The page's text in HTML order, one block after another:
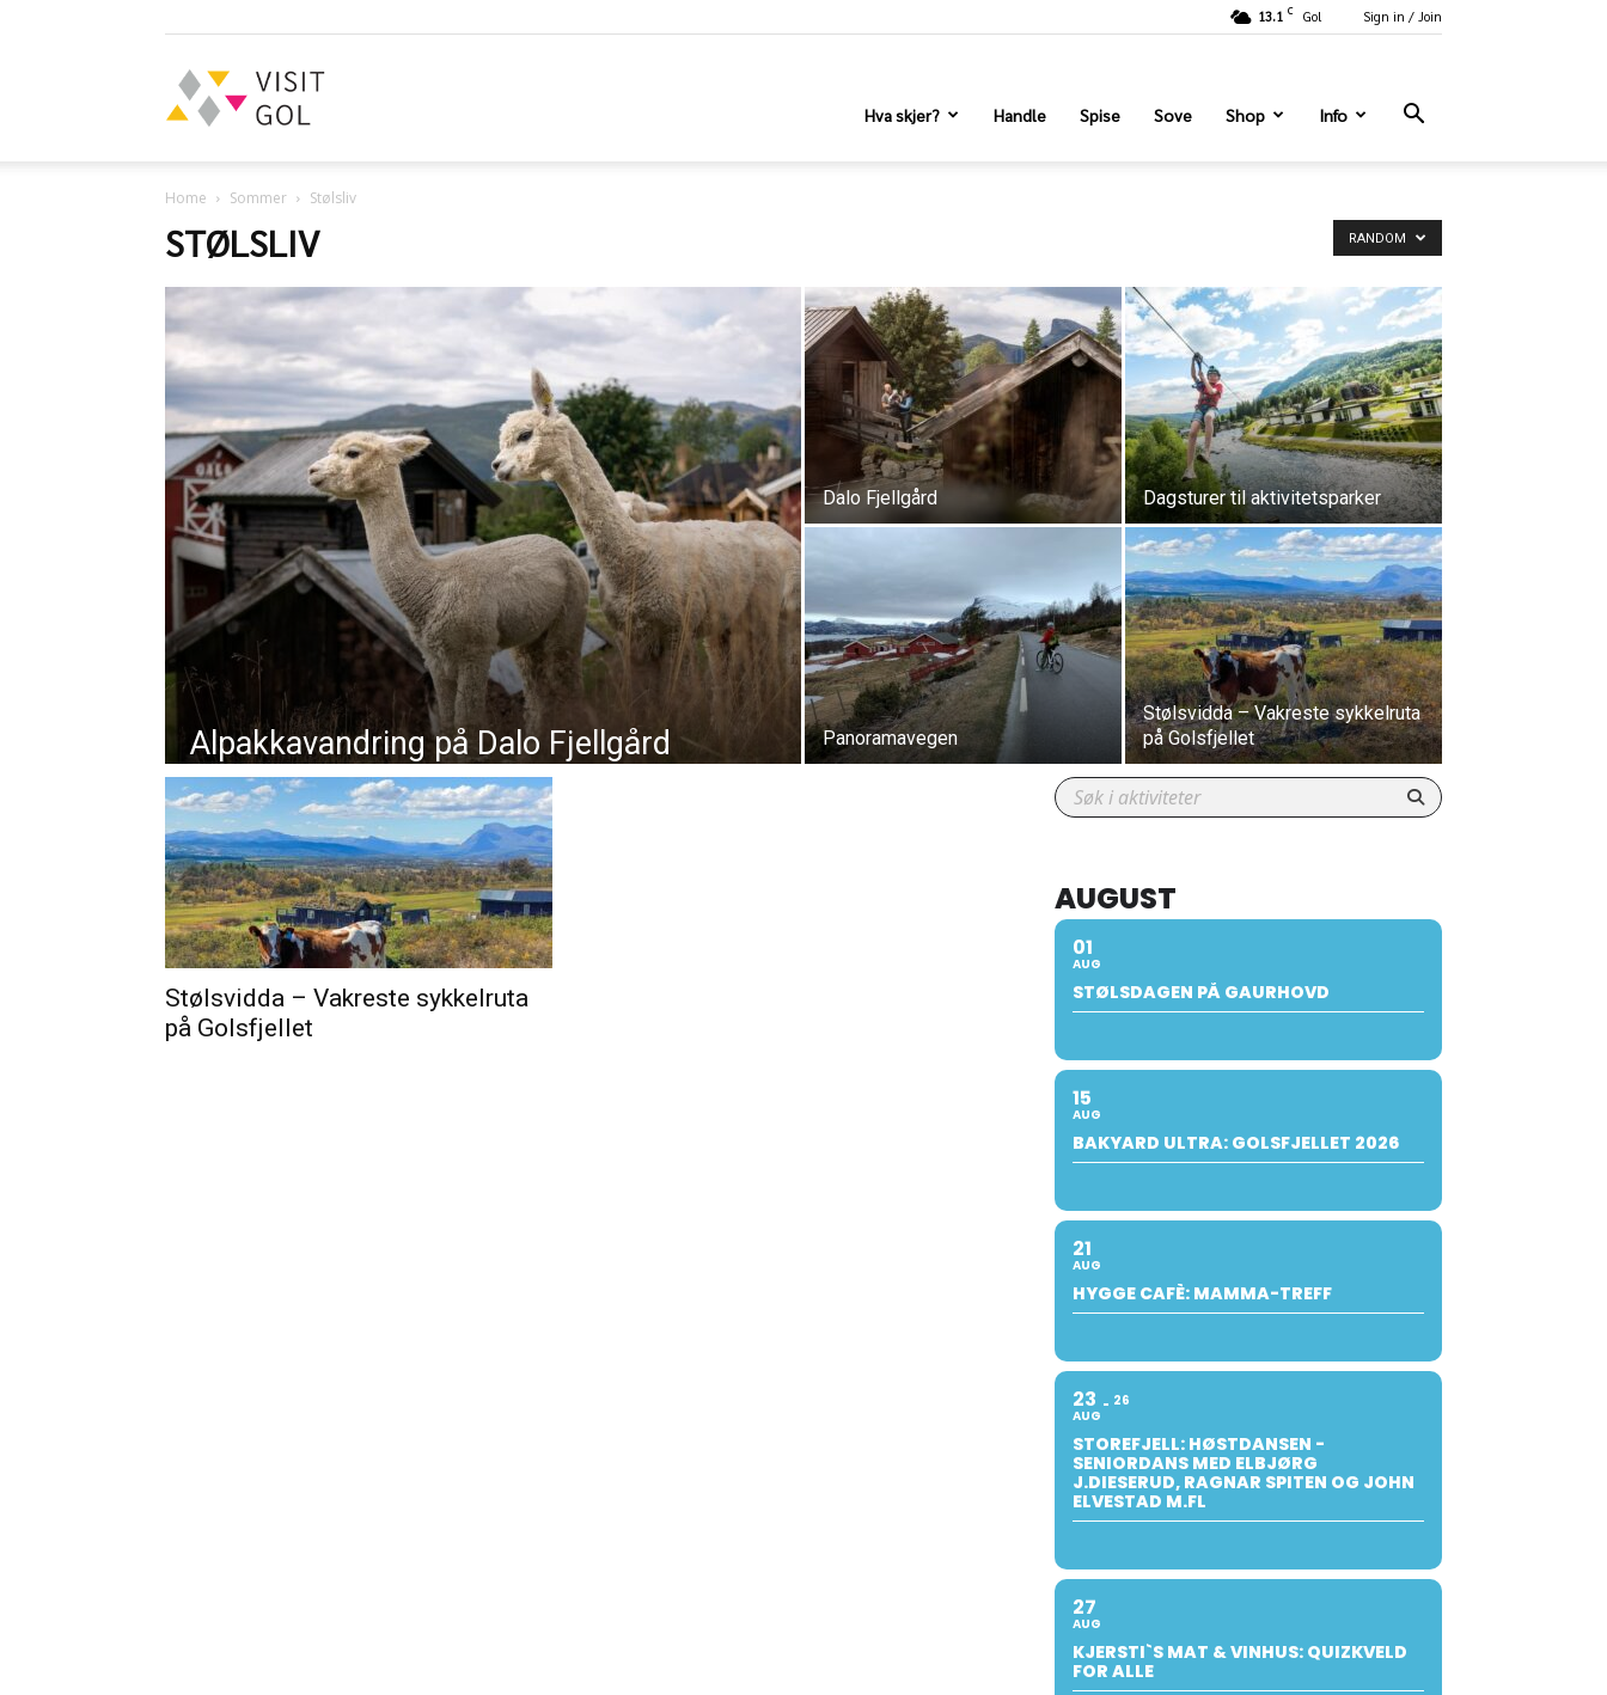
13.1 C Gol Sign in / Join
Hva skjer? Handle Spise Sove Shop Info
Home Sommer Stølsliv
STØLSLIV RANDOM
Alpakkavandring på Dalo Fjellgård
Dalo Fjellgård Dagsturer til aktivitetsparker
Panoramavegen
Stølsvidda – Vakreste sykkelruta
på Golsfjellet
Stølsvidda – Vakreste sykkelruta
på Golsfjellet
AUGUST
01
AUG
STØLSDAGEN PÅ GAURHOVD
15
AUG
BAKYARD ULTRA: GOLSFJELLET 2026
21
AUG
HYGGE CAFÈ: MAMMA-TREFF
23
AUG
26
STOREFJELL: HØSTDANSEN -
SENIORDANS MED ELBJØRG
J.DIESERUD, RAGNAR SPITEN OG JOHN
ELVESTAD M.FL
27
AUG
KJERSTI`S MAT & VINHUS: QUIZKVELD
FOR ALLE